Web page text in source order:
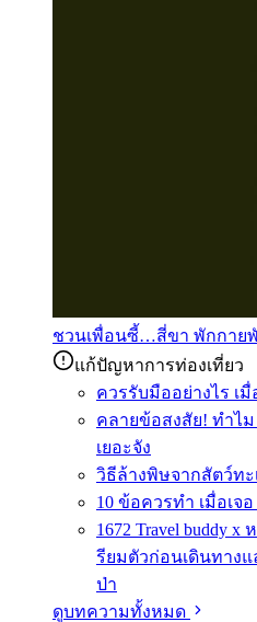
ชวนเพื่อนซี้…สี่ขา พักกาย
แก้ปัญหาการท่องเที่ยว
ควรรับมืออย่างไร เ
คลายข้อสงสัย! ทำไ
เยอะจัง
วิธีล้างพิษจากสัตว์ทะ
10 ข้อควรทำ เมื่อเจ
1672 Travel buddy
รียมตัวก่อนเดินทาง
ป่า
ดูบทความทั้งหมด